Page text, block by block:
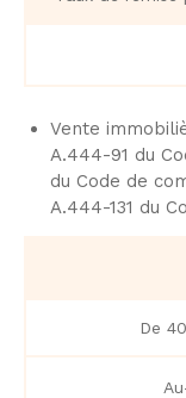
Vente
A.444-91 du
du Code de
A.444-131 du
De